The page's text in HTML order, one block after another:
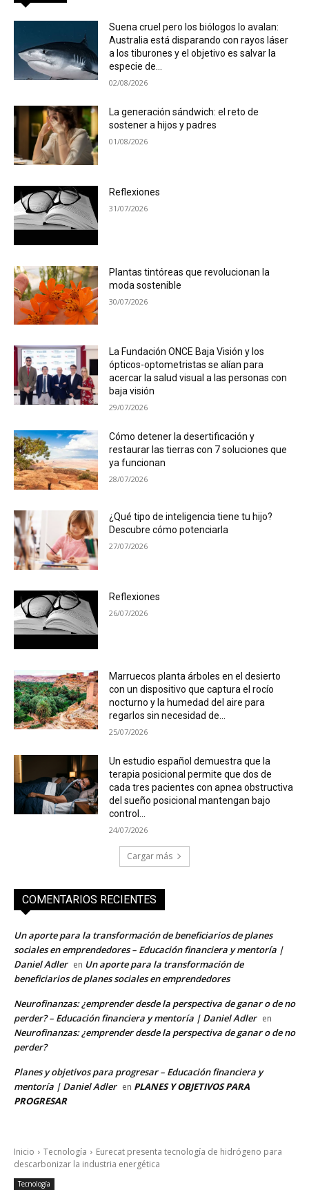
Suena cruel pero los biólogos lo avalan:
Australia está disparando con rayos láser
a los tiburones y el objetivo es salvar la
especie de...
02/08/2026
La generación sándwich: el reto de
sostener a hijos y padres
01/08/2026
Reflexiones
31/07/2026
Plantas tintóreas que revolucionan la
moda sostenible
30/07/2026
La Fundación ONCE Baja Visión y los
ópticos-optometristas se alían para
acercar la salud visual a las personas con
baja visión
29/07/2026
Cómo detener la desertificación y
restaurar las tierras con 7 soluciones que
ya funcionan
28/07/2026
¿Qué tipo de inteligencia tiene tu hijo?
Descubre cómo potenciarla
27/07/2026
Reflexiones
26/07/2026
Marruecos planta árboles en el desierto
con un dispositivo que captura el rocío
nocturno y la humedad del aire para
regarlos sin necesidad de...
25/07/2026
Un estudio español demuestra que la
terapia posicional permite que dos de
cada tres pacientes con apnea obstructiva
del sueño posicional mantengan bajo
control...
24/07/2026
Cargar más
COMENTARIOS RECIENTES
Un aporte para la transformación de beneficiarios de planes
sociales en emprendedores – Educación financiera y mentoría |
Daniel Adler en Un aporte para la transformación de
beneficiarios de planes sociales en emprendedores
Neurofinanzas: ¿emprender desde la perspectiva de ganar o de no
perder? – Educación financiera y mentoría | Daniel Adler en
Neurofinanzas: ¿emprender desde la perspectiva de ganar o de no
perder?
Planes y objetivos para progresar – Educación financiera y
mentoría | Daniel Adler en PLANES Y OBJETIVOS PARA
PROGRESAR